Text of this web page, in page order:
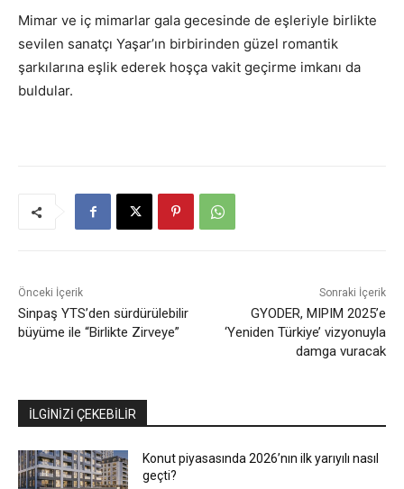
Mimar ve iç mimarlar gala gecesinde de eşleriyle birlikte
sevilen sanatçı Yaşar’ın birbirinden güzel romantik
şarkılarına eşlik ederek hoşça vakit geçirme imkanı da
buldular.
Önceki İçerik
Sinpaş YTS’den sürdürülebilir
büyüme ile “Birlikte Zirveye”
Sonraki İçerik
GYODER, MIPIM 2025’e
‘Yeniden Türkiye’ vizyonuyla
damga vuracak
İLGİNİZİ ÇEKEBİLİR
Konut piyasasında 2026’nın ilk yarıyılı nasıl
geçti?